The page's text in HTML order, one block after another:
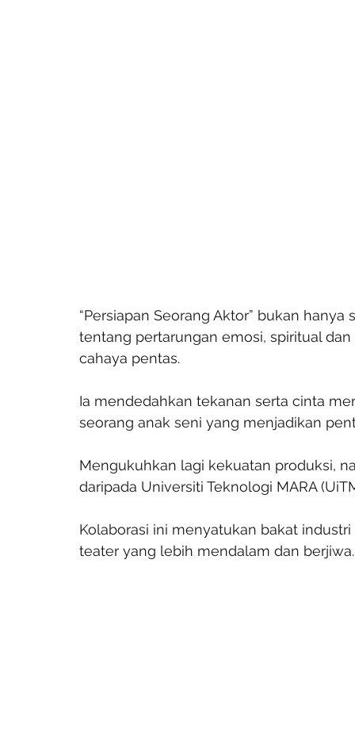
“Persiapan Seorang Aktor” bukan
tentang pertarungan emosi, spiritual
cahaya pentas.
Ia mendedahkan tekanan serta cinta
seorang anak seni yang menjadikan
Mengukuhkan lagi kekuatan produksi,
daripada Universiti Teknologi MARA
Kolaborasi ini menyatukan bakat
teater yang lebih mendalam dan berjiwa.